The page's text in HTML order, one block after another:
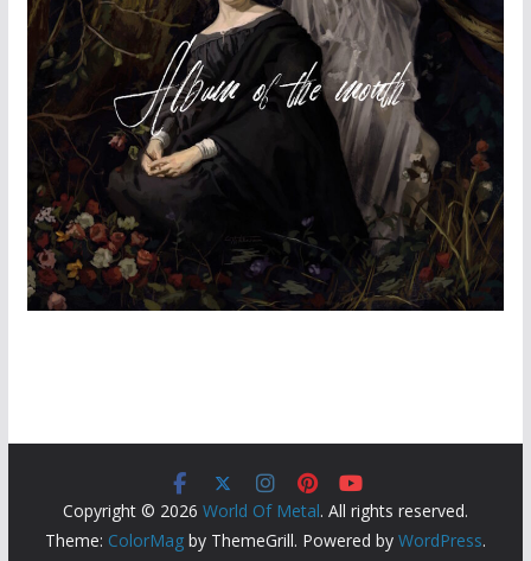
Copyright © 2026 World Of Metal. All rights reserved.
Theme: ColorMagby ThemeGrill. Powered by WordPress.